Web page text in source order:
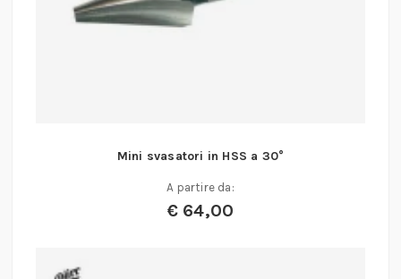
Mini svasatori in HSS a 30°
A partire da:
€ 64,00